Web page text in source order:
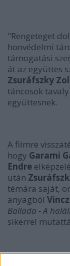
"Rengeteget
honvédelmi
támogatási
át az együttes
Zsuráfszky
táncosok
együttesnek.
A filmre
hogy Garami
Endre
után
témára saját,
anyagból
Ballada - A
sikerrel